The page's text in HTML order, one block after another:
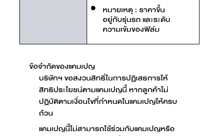
หมายเหตุ : ราคาขึ้น
อยู่กับรุ่นรถ และระดับ
ความเข้มของฟิล์ม
ข้อจำกัดของแคมเปญ
บริษัทฯ ขอสงวนสิทธิ์ในการปฏิเสธการให้
สิทธิประโยชน์ตามแคมเปญนี้ หากลูกค้าไม่
ปฏิบัติตามเงื่อนไขที่กำหนดในแคมเปญให้ครบ
ถ้วน
แคมเปญนี้ไม่สามารถใช้ร่วมกับแคมเปญหรือ